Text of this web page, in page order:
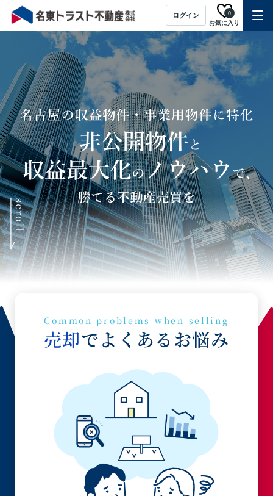
ログイン
お気に入り
0
Common problems when selling
売却でよくあるお悩み